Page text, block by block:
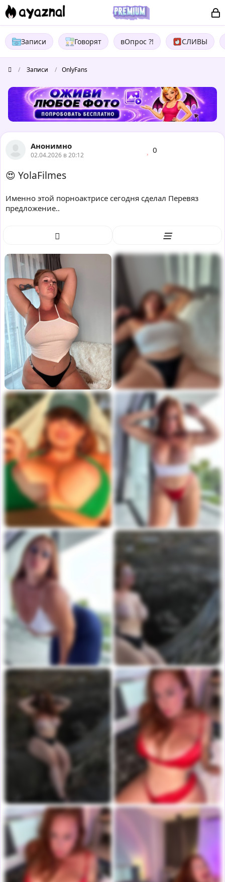
Записи Говорят вОпрос ?! СЛИВЫ
/ Записи / OnlyFans
Анонимно
02.04.2026 в 20:12 0
😍 YolaFilmеs
Именно этой порноактрисе сегодня сделал Перевяз
предложение..